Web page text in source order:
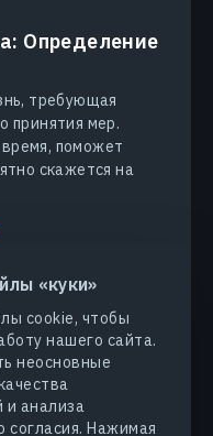
«куки»
cookie, чтобы
нашего сайта.
неосновные
и анализа
согласия. Нажимая
Определение
требующая
принятия мер.
поможет
скажется на